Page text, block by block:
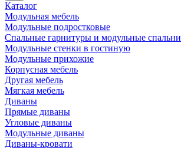
Каталог
Модульная мебель
Модульные подростковые
Спальные гарнитуры и модульные спальни
Модульные стенки в гостиную
Модульные прихожие
Корпусная мебель
Другая мебель
Мягкая мебель
Диваны
Прямые диваны
Угловые диваны
Модульные диваны
Диваны-кровати